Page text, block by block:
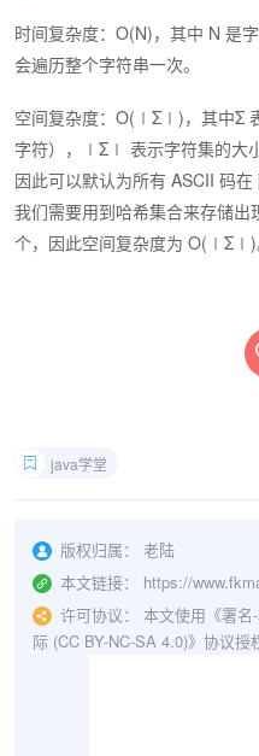
时间复杂度：O(N)，其中 N 是
会遍历整个字符串一次。
空间复杂度：O(∣Σ∣)，其中Σ
字符），∣Σ∣ 表示字符集的大
因此可以默认为所有 ASCII 码
我们需要用到哈希集合来存储
个，因此空间复杂度为 O(∣Σ∣)
java学堂
版权归属：
老陆
本文链接：
https://
许可协议：
本文使用《署名
际 (CC BY-NC-SA 4.0)》协议授